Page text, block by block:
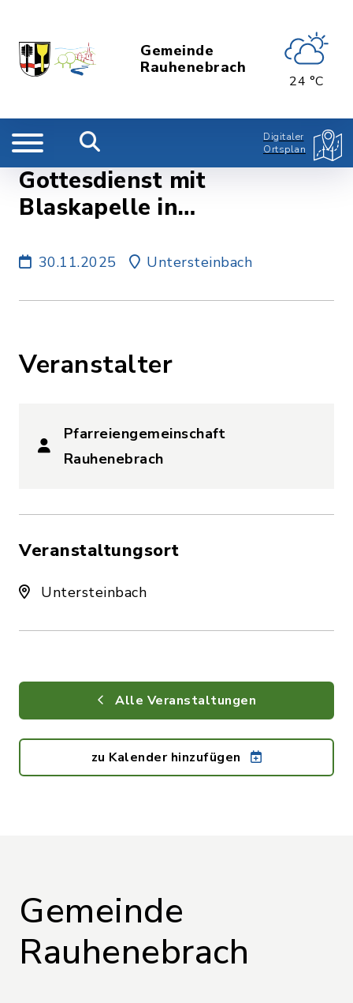
Gemeinde
Rauhenebrach
24 °C
Digitaler
Ortsplan
Gottesdienst mit
Blaskapelle in
30.11.2025 Untersteinbach
Veranstalter
Pfarreiengemeinschaft
Rauhenebrach
Veranstaltungsort
Untersteinbach
Alle Veranstaltungen
zu Kalender hinzufügen
Gemeinde
Rauhenebrach